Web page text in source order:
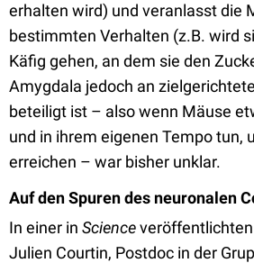
erhalten wird) und veranlasst die
bestimmten Verhalten (z.B. wird
Käfig gehen, an dem sie den
Amygdala jedoch an
beteiligt ist – also wenn Mäuse
und in ihrem eigenen Tempo tun,
erreichen – war bisher unklar.
Auf den Spuren des neuronalen
In einer in Scienceveröffentlichten
Julien Courtin, Postdoc in der